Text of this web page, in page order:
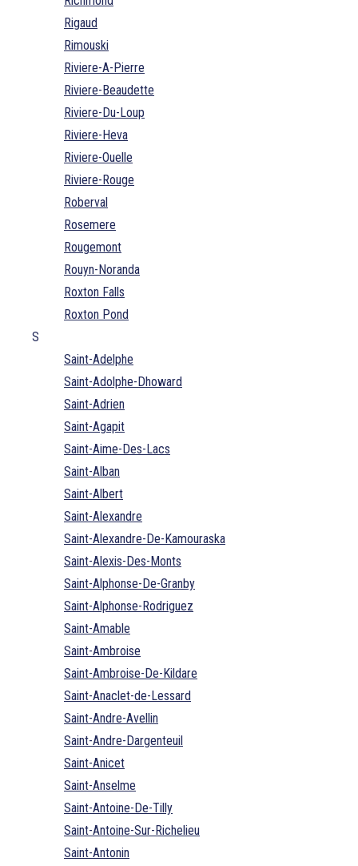
Rigaud
Rimouski
Riviere-A-Pierre
Riviere-Beaudette
Riviere-Du-Loup
Riviere-Heva
Riviere-Ouelle
Riviere-Rouge
Roberval
Rosemere
Rougemont
Rouyn-Noranda
Roxton Falls
Roxton Pond
S
Saint-Adelphe
Saint-Adolphe-Dhoward
Saint-Adrien
Saint-Agapit
Saint-Aime-Des-Lacs
Saint-Alban
Saint-Albert
Saint-Alexandre
Saint-Alexandre-De-Kamouraska
Saint-Alexis-Des-Monts
Saint-Alphonse-De-Granby
Saint-Alphonse-Rodriguez
Saint-Amable
Saint-Ambroise
Saint-Ambroise-De-Kildare
Saint-Anaclet-de-Lessard
Saint-Andre-Avellin
Saint-Andre-Dargenteuil
Saint-Anicet
Saint-Anselme
Saint-Antoine-De-Tilly
Saint-Antoine-Sur-Richelieu
Saint-Antonin